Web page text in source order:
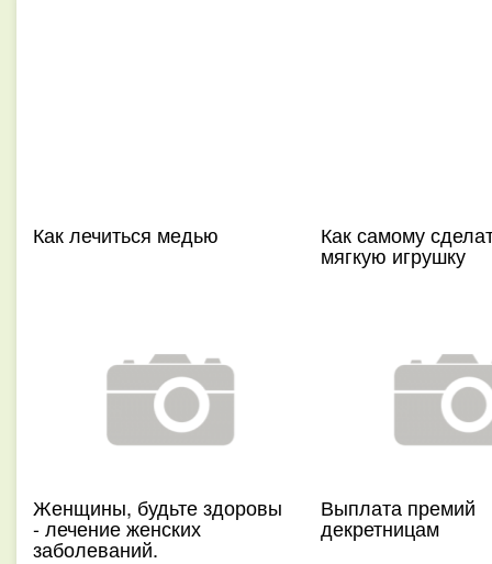
Как лечиться медью Как самому
мягкую игрушку
Женщины, будьте здоровы
- лечение женских
заболеваний.
Выплата премий
декретницам